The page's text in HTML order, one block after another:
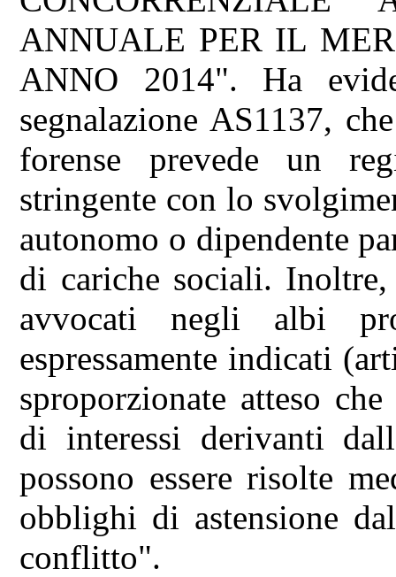
ANNUALE PER IL
ANNO 2014". Ha
segnalazione AS1137,
forense prevede un
stringente con lo
autonomo o dipendente
di cariche sociali.
avvocati negli albi
espressamente indicati
sproporzionate atteso
di interessi derivanti
possono essere risolte
obblighi di astensione
conflitto".